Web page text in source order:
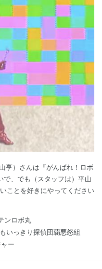
亨）さんは『がんばれ！ロボ
、でも（スタッフは）平山
ことを好きにやってください
ンロボ丸
いっきり探偵団覇悪怒組
ー